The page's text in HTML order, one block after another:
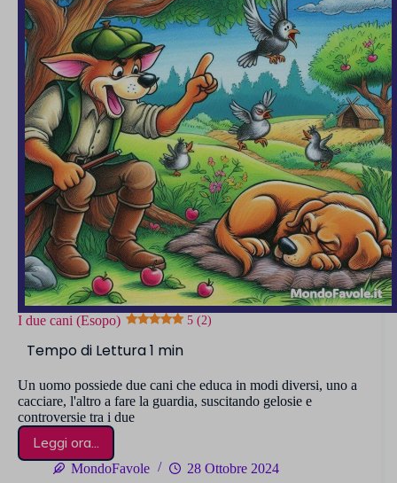
I due cani (Esopo) 5 (2)
Un uomo possiede due cani che educa in modi diversi, uno a
cacciare, l'altro a fare la guardia, suscitando gelosie e
controversie tra i due
Leggi ora...
I
due
MondoFavole 28 Ottobre 2024